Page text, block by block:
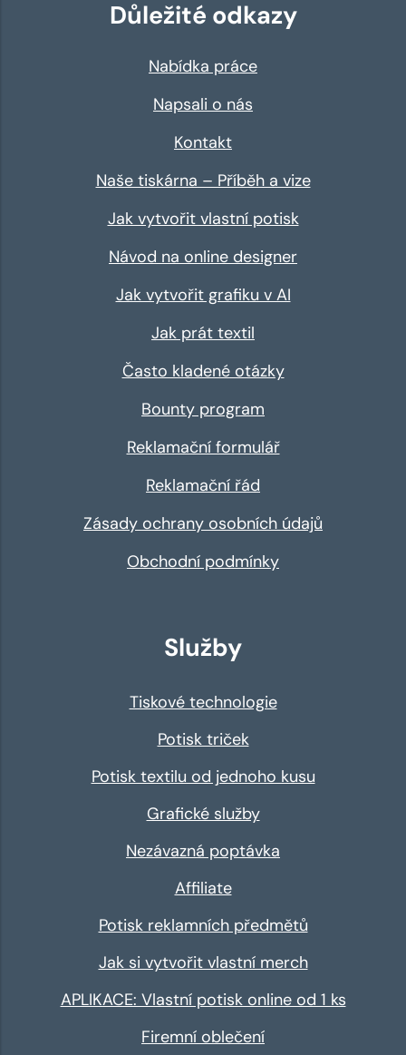
Důležité odkazy
Nabídka práce
Napsali o nás
Kontakt
Naše tiskárna – Příběh a vize
Jak vytvořit vlastní potisk
Návod na online designer
Jak vytvořit grafiku v AI
Jak prát textil
Často kladené otázky
Bounty program
Reklamační formulář
Reklamační řád
Zásady ochrany osobních údajů
Obchodní podmínky
Služby
Tiskové technologie
Potisk triček
Potisk textilu od jednoho kusu
Grafické služby
Nezávazná poptávka
Affiliate
Potisk reklamních předmětů
Jak si vytvořit vlastní merch
APLIKACE: Vlastní potisk online od 1 ks
Firemní oblečení